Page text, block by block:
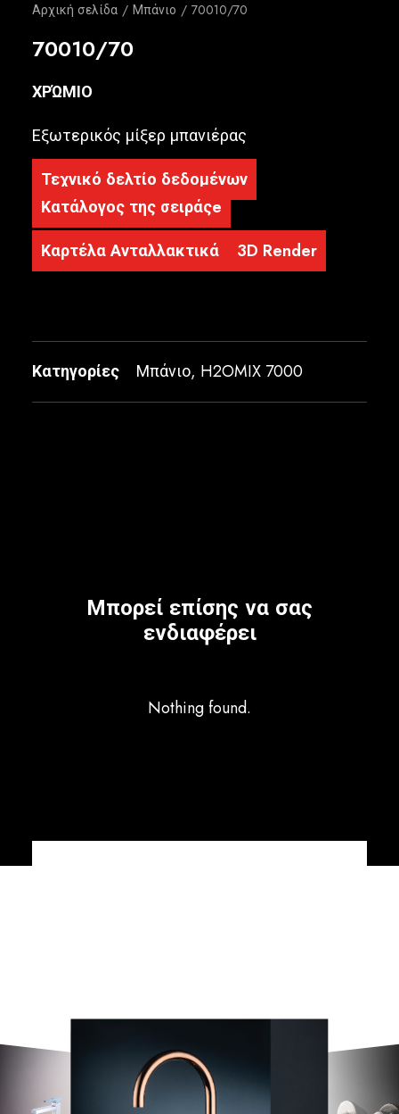
Αρχική σελίδα Μπάνιο 70010/70
70010/70
ΧΡΏΜΙΟ
Εξωτερικός μίξερ μπανιέρας
Τεχνικό δελτίο δεδομένων
Κατάλογος της σειράςe
Καρτέλα Ανταλλακτικά
3D Render
Κατηγορίες Μπάνιο, H2OMIX 7000
Μπορεί επίσης να σας
ενδιαφέρει
Nothing found.